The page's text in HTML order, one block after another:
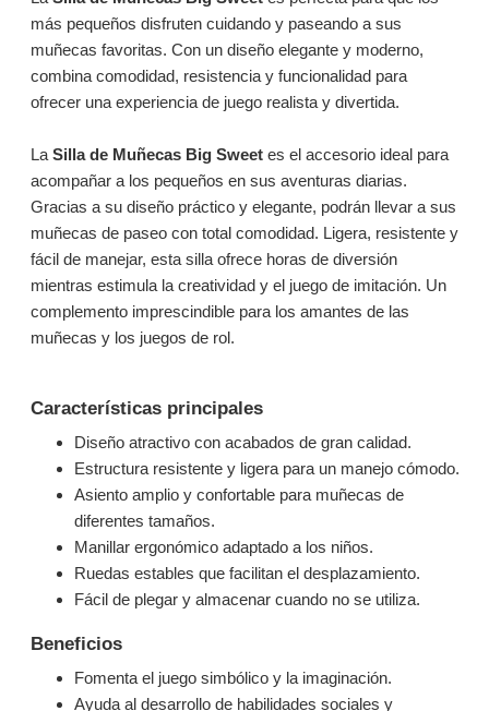
más pequeños disfruten cuidando y paseando a sus
muñecas favoritas. Con un diseño elegante y moderno,
combina comodidad, resistencia y funcionalidad para
ofrecer una experiencia de juego realista y divertida.
La Silla de Muñecas Big Sweetes el accesorio ideal para
acompañar a los pequeños en sus aventuras diarias.
Gracias a su diseño práctico y elegante, podrán llevar a sus
muñecas de paseo con total comodidad. Ligera, resistente y
fácil de manejar, esta silla ofrece horas de diversión
mientras estimula la creatividad y el juego de imitación. Un
complemento imprescindible para los amantes de las
muñecas y los juegos de rol.
Características principales
Diseño atractivo con acabados de gran calidad.
Estructura resistente y ligera para un manejo cómodo.
Asiento amplio y confortable para muñecas de
diferentes tamaños.
Manillar ergonómico adaptado a los niños.
Ruedas estables que facilitan el desplazamiento.
Fácil de plegar y almacenar cuando no se utiliza.
Beneficios
Fomenta el juego simbólico y la imaginación.
Ayuda al desarrollo de habilidades sociales y